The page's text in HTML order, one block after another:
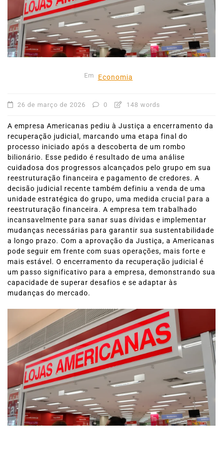
Em Economia
26 de março de 2026 0 148 words
A empresa Americanas pediu à Justiça a encerramento da
recuperação judicial, marcando uma etapa final do
processo iniciado após a descoberta de um rombo
bilionário. Esse pedido é resultado de uma análise
cuidadosa dos progressos alcançados pelo grupo em sua
reestruturação financeira e pagamento de credores. A
decisão judicial recente também definiu a venda de uma
unidade estratégica do grupo, uma medida crucial para a
reestruturação financeira. A empresa tem trabalhado
incansavelmente para sanar suas dívidas e implementar
mudanças necessárias para garantir sua sustentabilidade
a longo prazo. Com a aprovação da Justiça, a Americanas
pode seguir em frente com suas operações, mais forte e
mais estável. O encerramento da recuperação judicial é
um passo significativo para a empresa, demonstrando sua
capacidade de superar desafios e se adaptar às
mudanças do mercado.